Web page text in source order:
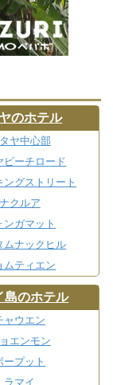
のホテル
ヤ中心部
ビーチロード
ングストリート
ナクルア
ンガマット
ムナックヒル
ムティエン
島のホテル
ャウエン
エンモン
ープット
ラマイ